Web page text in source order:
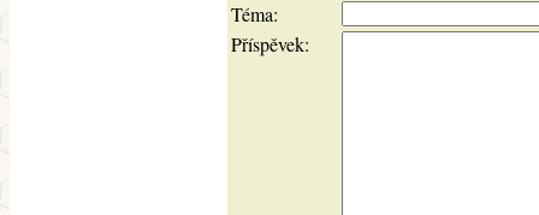
Téma:
Příspěvek: